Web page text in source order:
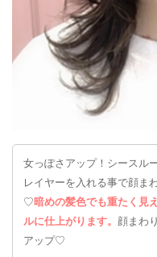
女っぽさアップ！シースル
レイヤーを入れる事で顔ま
♡暗めの髪色でも重たく見
ルに仕上がります。
顔まわ
アップ♡